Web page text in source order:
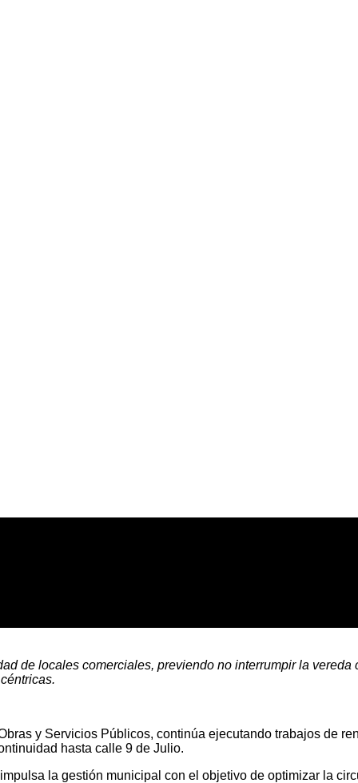
de locales comerciales, previendo no interrumpir la
y Servicios Públicos, continúa ejecutando trabajos de
hasta calle 9 de Julio.
la gestión municipal con el objetivo de optimizar la